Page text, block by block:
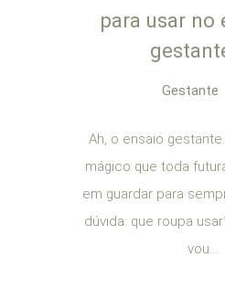
para usar no
Gestante
Ah, o ensaio
mágico que toda
em guardar para
dúvida: que roupa
vou...